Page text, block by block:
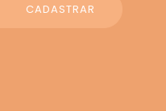
CADASTRAR